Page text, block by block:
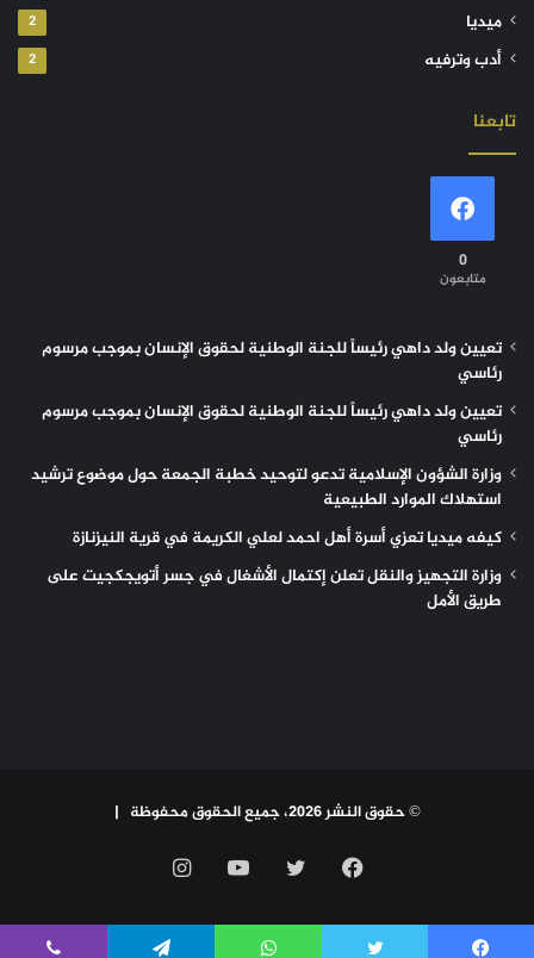
ميديا 2
أدب وترفيه 2
تابعنا
0
متابعون
تعيين ولد داهي رئيساً للجنة الوطنية لحقوق الإنسان بموجب مرسوم
رئاسي
تعيين ولد داهي رئيساً للجنة الوطنية لحقوق الإنسان بموجب مرسوم
رئاسي
وزارة الشؤون الإسلامية تدعو لتوحيد خطبة الجمعة حول موضوع ترشيد
استهلاك الموارد الطبيعية
كيفه ميديا تعزي أسرة أهل احمد لعلي الكريمة في قرية النيزنازة
وزارة التجهيز والنقل تعلن إكتمال الأشغال في جسر أتويجكجيت على
طريق الأمل
© حقوق النشر 2026، جميع الحقوق محفوظة |
فيسبوك تويتر يوتيوب